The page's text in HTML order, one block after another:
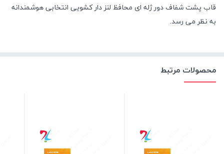
قاب پشت شفاف دور ژله ای محافظ لنز دار کشویی انتخابی هوشمندانه
به نظر می رسد.
محصولات مرتبط